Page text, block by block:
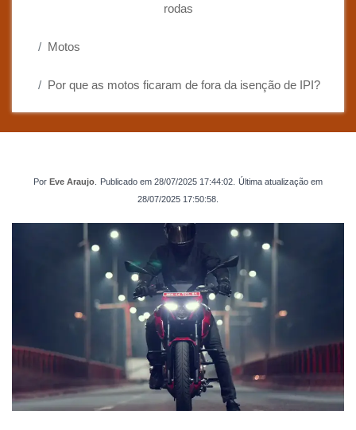
rodas
Motos
Por que as motos ficaram de fora da isenção de IPI?
Por Eve Araujo Publicado em 28/07/2025 17:44:02 Última atualização em
28/07/2025 17:50:58